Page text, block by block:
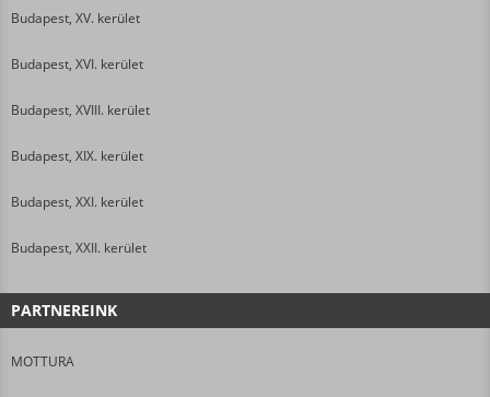
Budapest, XV. kerület
Budapest, XVI. kerület
Budapest, XVIII. kerület
Budapest, XIX. kerület
Budapest, XXI. kerület
Budapest, XXII. kerület
PARTNEREINK
MOTTURA